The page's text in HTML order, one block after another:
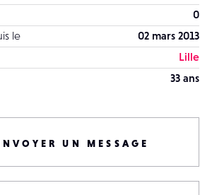
0
le
02 mars 2013
Lille
33 ans
UN MESSAGE